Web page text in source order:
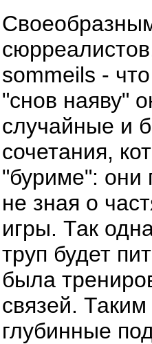
sommeils -
"снов наяву"
случайные и
сочетания,
"буриме": они
не зная о
игры. Так
труп будет
была
связей.
глубинные